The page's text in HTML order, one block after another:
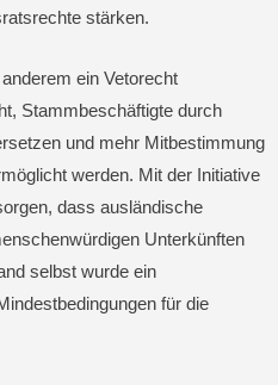
stärken.
ein Vetorecht
Stammbeschäftigte durch
und mehr Mitbestimmung
werden. Mit der Initiative
dass ausländische
Unterkünften
selbst wurde ein
für die